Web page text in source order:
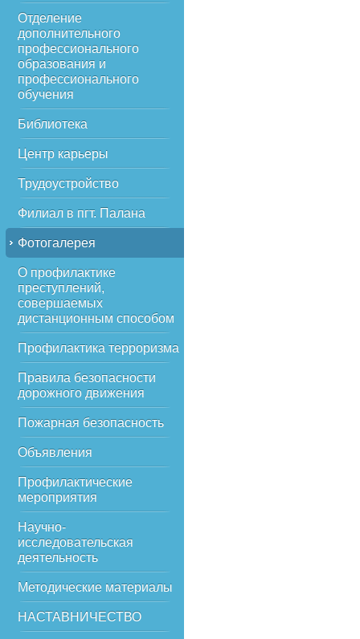
Отделение
дополнительного
профессионального
образования и
профессионального
обучения
Библиотека
Центр карьеры
Трудоустройство
Филиал в пгт. Палана
Фотогалерея
О профилактике
преступлений,
совершаемых
дистанционным способом
Профилактика терроризма
Правила безопасности
дорожного движения
Пожарная безопасность
Объявления
Профилактические
мероприятия
Научно-
исследовательская
деятельность
Методические материалы
НАСТАВНИЧЕСТВО